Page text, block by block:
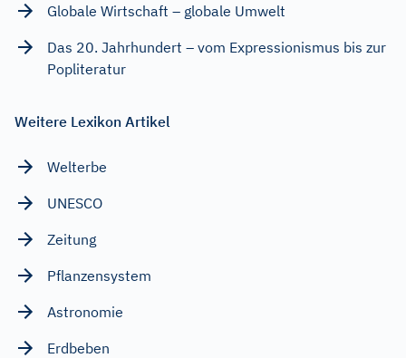
Globale Wirtschaft – globale Umwelt
Das 20. Jahrhundert – vom Expressionismus bis zur
Popliteratur
Weitere Lexikon Artikel
Welterbe
UNESCO
Zeitung
Pflanzensystem
Astronomie
Erdbeben